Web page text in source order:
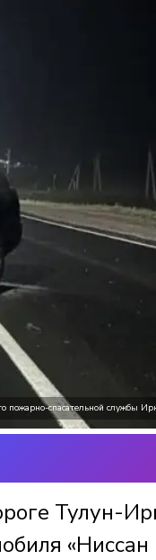
пожарно-спасательной службы
Тулун-
«Ниссан